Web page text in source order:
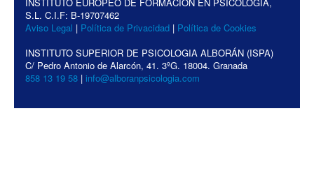
S.L. C.I.F: B-19707462
Aviso Legal | Política de Privacidad | Política de Cookies
INSTITUTO SUPERIOR DE PSICOLOGIA ALBORÁN (ISPA)
C/ Pedro Antonio de Alarcón, 41. 3ºG. 18004. Granada
858 13 19 58 | info@alboranpsicologia.com